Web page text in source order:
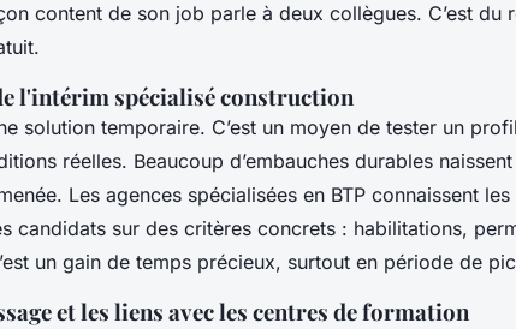
content de son job parle à deux collègues. C’est du
l'intérim spécialisé construction
solution temporaire. C’est un moyen de tester un
réelles. Beaucoup d’embauches durables
Les agences spécialisées en BTP connaissent
candidats sur des critères concrets : habilitations,
un gain de temps précieux, surtout en période de
et les liens avec les centres de formation